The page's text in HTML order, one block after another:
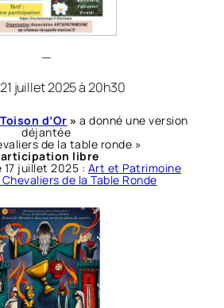
—
juillet 2025 à 20h30
d’Or »a donné une version
déjantée
de la table ronde »
libre
17 juillet 2025 : Art et Patrimoine
de la Table Ronde